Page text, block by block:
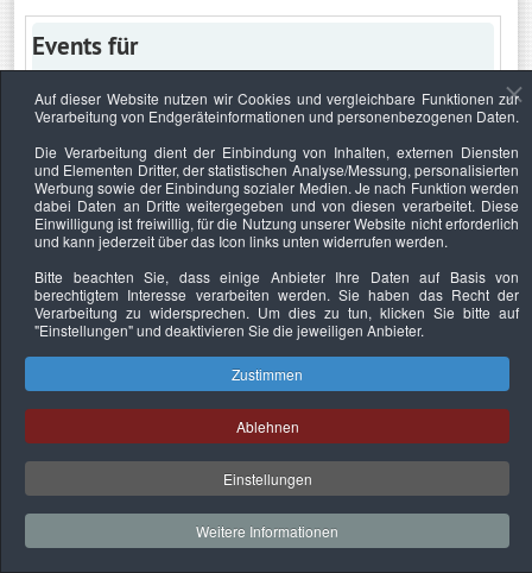
Events für
Keine Termine
Datenschutzerklärung Urheberrechtsnachweise Nachhaltigkeit
Copyright © 2026. Bundesverband Deutscher
Sachverständiger und Fachgutachter e.V..
Auf dieser Website nutzen wir Cookies und vergleichbare Funktionen zur
Verarbeitung von Endgeräteinformationen und personenbezogenen Daten.
Die Verarbeitung dient der Einbindung von Inhalten, externen Diensten
und Elementen Dritter, der statistischen Analyse/Messung, personalisierten
Werbung sowie der Einbindung sozialer Medien. Je nach Funktion werden
dabei Daten an Dritte weitergegeben und von diesen verarbeitet. Diese
Einwilligung ist freiwillig, für die Nutzung unserer Website nicht erforderlich
und kann jederzeit über das Icon links unten widerrufen werden.
Bitte beachten Sie, dass einige Anbieter Ihre Daten auf Basis von
berechtigtem Interesse verarbeiten werden. Sie haben das Recht der
Verarbeitung zu widersprechen. Um dies zu tun, klicken Sie bitte auf
"Einstellungen"und deaktivieren Sie die jeweiligen Anbieter.
Zustimmen
Ablehnen
Einstellungen
Weitere Informationen